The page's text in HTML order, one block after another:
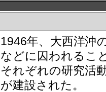
1946年、大西洋沖
などに囚われるこ
それぞれの研究活
が建設された。